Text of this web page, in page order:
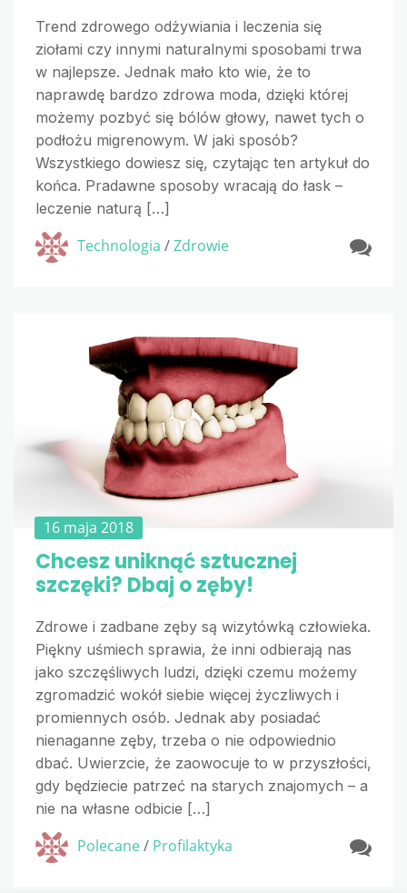
Trend zdrowego odżywiania i leczenia się
ziołami czy innymi naturalnymi sposobami trwa
w najlepsze. Jednak mało kto wie, że to
naprawdę bardzo zdrowa moda, dzięki której
możemy pozbyć się bólów głowy, nawet tych o
podłożu migrenowym. W jaki sposób?
Wszystkiego dowiesz się, czytając ten artykuł do
końca. Pradawne sposoby wracają do łask –
leczenie naturą […]
Technologia /Zdrowie
16 maja 2018
Chcesz uniknąć sztucznej
szczęki? Dbaj o zęby!
Zdrowe i zadbane zęby są wizytówką człowieka.
Piękny uśmiech sprawia, że inni odbierają nas
jako szczęśliwych ludzi, dzięki czemu możemy
zgromadzić wokół siebie więcej życzliwych i
promiennych osób. Jednak aby posiadać
nienaganne zęby, trzeba o nie odpowiednio
dbać. Uwierzcie, że zaowocuje to w przyszłości,
gdy będziecie patrzeć na starych znajomych – a
nie na własne odbicie […]
Polecane/ Profilaktyka